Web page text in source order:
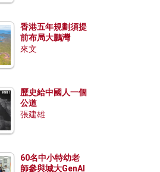
香港五年規劃須提
前布局大鵬灣
來文
歷史給中國人一個
公道
張建雄
60名中小特幼老
師參與城大GenAI